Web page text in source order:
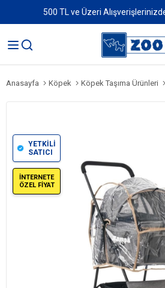
500 TL ve Üzeri
Anasayfa Köpek Köpek Taşıma Ürünleri
YETKİLİ
SATICI
İNTERNETE
ÖZEL FİYAT